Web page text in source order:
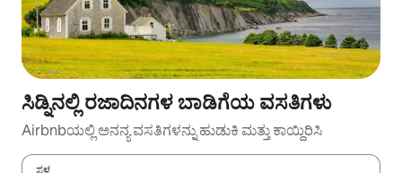
ಸಿಡ್ನಿನಲ್ಲಿ ರಜಾದಿನಗಳ ಬಾಡಿಗೆಯ ವಸತಿಗಳು
Airbnbಯಲ್ಲಿ ಅನನ್ಯ ವಸತಿಗಳನ್ನು ಹುಡುಕಿ ಮತ್ತು ಕಾಯ್ದಿರಿಸಿ